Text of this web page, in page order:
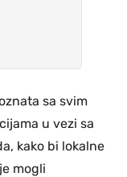
sa svim
u vezi sa
kako bi lokalne
mogli